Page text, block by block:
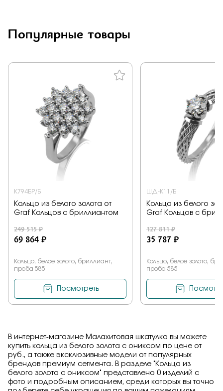
Популярные товары
К794БР/Б
Кольцо из белого золота от
Graf Кольцов с бриллиантом
249 515 ₽
69 864 ₽
Кольцо, белое золото, бриллиант,
проба 585
Посмотреть
ШД-К11/Б
Кольцо из белого
Graf Кольцов с
127 811 ₽
35 787 ₽
Кольцо, белое золото,
проба 585
В интернет-магазине Малахитовая шкатулка вы можете
купить кольца из белого золота с ониксом по цене от
руб., а также эксклюзивные модели от популярных
брендов премиум сегмента. В разделе "Кольца из
белого золота с ониксом" представлено 0 изделий с
фото и подробным описанием, среди которых вы точно
Подтверждаю, что я ознакомлен и согласен с условиями
политики конфиденциальности
Отправить